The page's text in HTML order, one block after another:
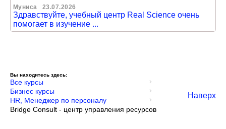
Муниса 23.07.2026
Здравствуйте, учебный центр Real Science очень
помогает в изучение ...
Вы находитесь здесь:
Все курсы
Бизнес курсы
HR, Менеджер по персоналу
Bridge Consult - центр управления ресурсов
Наверх